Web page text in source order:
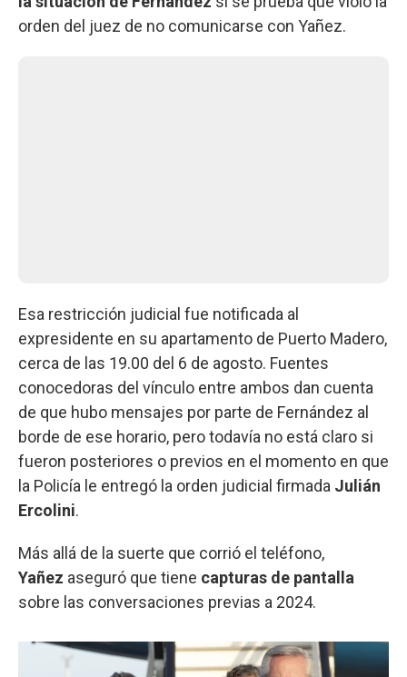
orden del juez de no comunicarse con Yañez.
Esa restricción judicial fue notificada al
expresidente en su apartamento de Puerto Madero,
cerca de las 19.00 del 6 de agosto. Fuentes
conocedoras del vínculo entre ambos dan cuenta
de que hubo mensajes por parte de Fernández al
borde de ese horario, pero todavía no está claro si
fueron posteriores o previos en el momento en que
la Policía le entregó la orden judicial firmada Julián
Ercolini.
Más allá de la suerte que corrió el teléfono,
Yañez aseguró que tiene capturas de pantalla
sobre las conversaciones previas a 2024.